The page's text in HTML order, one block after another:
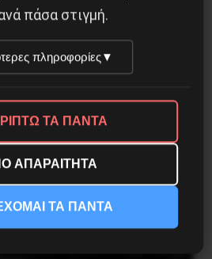
του Τραορέ αντι-
της ιστορίας
πάσα στιγμή.
πληροφορίες▼
ΤΑ ΠΑΝΤΑ
ΑΠΑΡΑΙΤΗΤΑ
ΤΑ ΠΑΝΤΑ